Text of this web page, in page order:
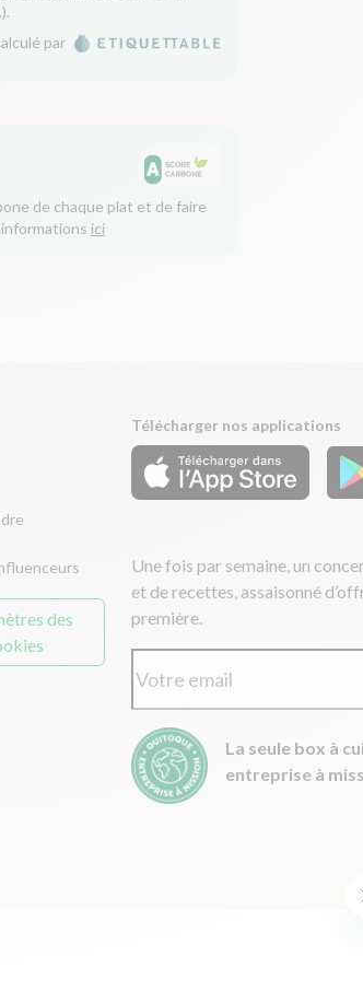
par
de chaque plat et de faire
ici
des
Télécharger nos applications
Une fois par semaine, un
et de recettes, assaisonné
première.
La seule box à
entreprise à